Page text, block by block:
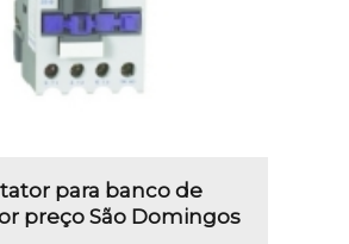
para banco de
preço São Domingos